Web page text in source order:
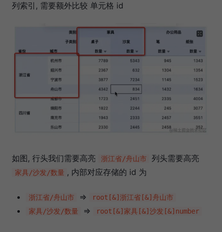
列索引, 需要额外比较 单元格 id
如图, 行头我们需要高亮 浙江省/舟山市 列头需要高亮
家具/沙发/数量 , 内部对应存储的 id 为
浙江省/舟山市 =>
root[&]浙江省[&]舟山市
家具/沙发/数量
=> root[&]家具[&]沙发[&]number